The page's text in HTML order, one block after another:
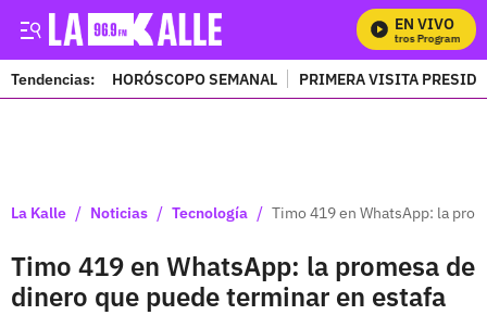
EN VIVO
Tendencias: HORÓSCOPO SEMANAL PRIMERA VISITA
La Kalle / Noticias / Tecnología / Timo 419 en WhatsApp: la
Timo 419 en WhatsApp: la promesa de
dinero que puede terminar en estafa